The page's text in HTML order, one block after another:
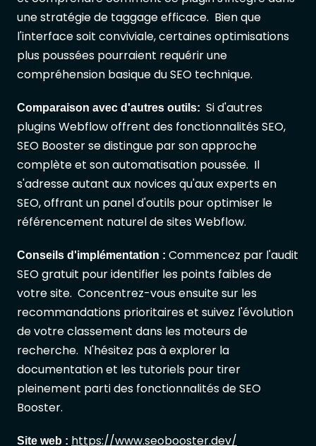
une stratégie de taggage efficace. Bien que
l'interface soit conviviale, certaines optimisations
plus poussées pourraient requérir une
compréhension basique du SEO technique.
Comparaison avec d'autres outils: Si d'autres
plugins Webflow offrent des fonctionnalités SEO,
SEO Booster se distingue par son approche
complète et son automatisation poussée. Il
s'adresse autant aux novices qu'aux experts en
SEO, offrant un panel d'outils pour optimiser le
référencement naturel de sites Webflow.
Conseils d'implémentation : Commencez par l'audit
SEO gratuit pour identifier les points faibles de
votre site. Concentrez-vous ensuite sur les
recommandations prioritaires et suivez l'évolution
de votre classement dans les moteurs de
recherche. N'hésitez pas à explorer la
documentation et les tutoriels pour tirer
pleinement parti des fonctionnalités de SEO
Booster.
Site web : https://www.seobooster.dev/